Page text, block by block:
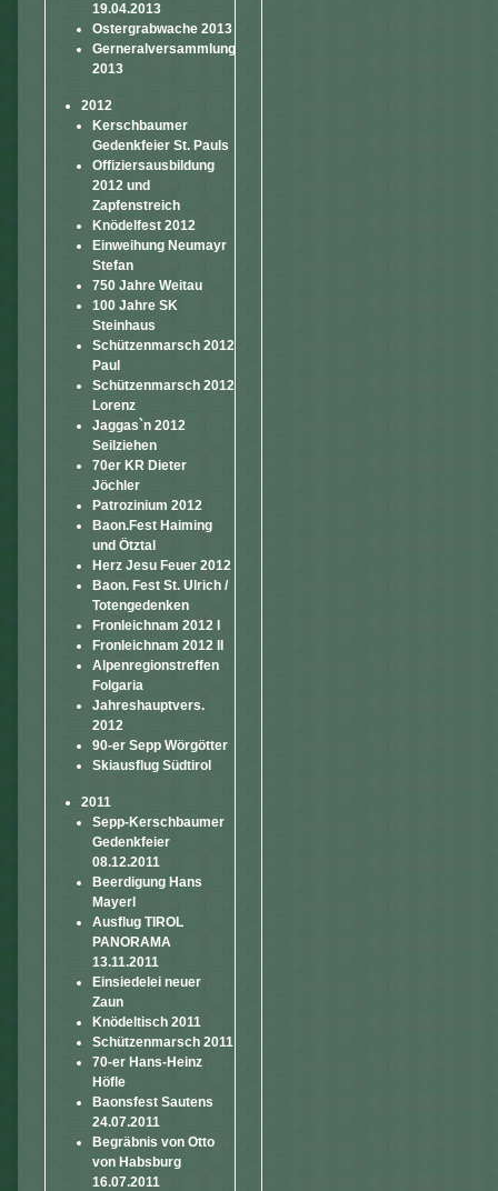
19.04.2013
Ostergrabwache 2013
Gerneralversammlung
2013
2012
Kerschbaumer
Gedenkfeier St. Pauls
Offiziersausbildung
2012 und
Zapfenstreich
Knödelfest 2012
Einweihung Neumayr
Stefan
750 Jahre Weitau
100 Jahre SK
Steinhaus
Schützenmarsch 2012
Paul
Schützenmarsch 2012
Lorenz
Jaggas`n 2012
Seilziehen
70er KR Dieter
Jöchler
Patrozinium 2012
Baon.Fest Haiming
und Ötztal
Herz Jesu Feuer 2012
Baon. Fest St. Ulrich /
Totengedenken
Fronleichnam 2012 I
Fronleichnam 2012 II
Alpenregionstreffen
Folgaria
Jahreshauptvers.
2012
90-er Sepp Wörgötter
Skiausflug Südtirol
2011
Sepp-Kerschbaumer
Gedenkfeier
08.12.2011
Beerdigung Hans
Mayerl
Ausflug TIROL
PANORAMA
13.11.2011
Einsiedelei neuer
Zaun
Knödeltisch 2011
Schützenmarsch 2011
70-er Hans-Heinz
Höfle
Baonsfest Sautens
24.07.2011
Begräbnis von Otto
von Habsburg
16.07.2011